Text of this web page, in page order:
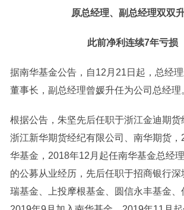
原总经理、副总经理双双
此前净利连续7年亏损
据南华基金公告，自12月21日起，总经
董事长，副总经理曾媛升任为公司总经理
根据公告，朱坚先后任职于浙江金迪期货
浙江新华期货经纪有限公司、南华期货
华基金，2018年12月起任南华基金总经
的公募从业经历，先后任职于招商银行深
瑞基金
上投摩根基金 、圆信永丰基金、